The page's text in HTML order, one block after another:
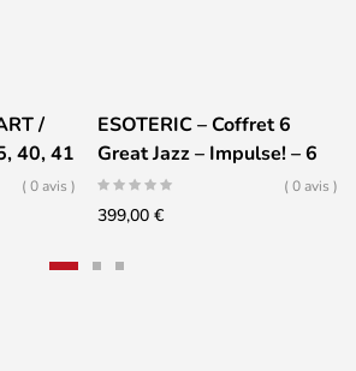
/
40, 41
( 0 avis )
ESOTERIC – Coffret 6
Great Jazz – Impulse! – 6
SACD
( 0 avis )
399,00 €